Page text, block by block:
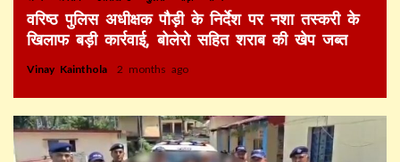
वरिष्ठ पुलिस अधीक्षक पौड़ी के निर्देश पर नशा तस्करी के
खिलाफ बड़ी कार्रवाई, बोलेरो सहित शराब की खेप जब्त
Vinay Kainthola 2 months ago